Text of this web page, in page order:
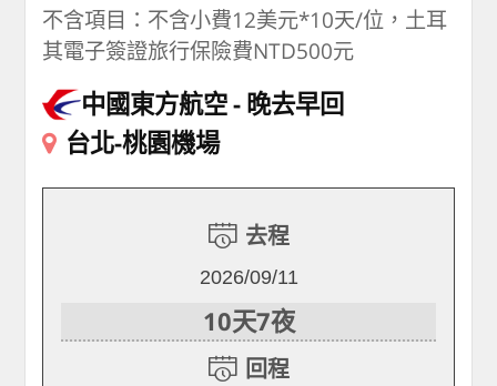
不含項目：不含小費12美元*10天/位，土耳
其電子簽證旅行保險費NTD500元
中國東方航空 晚去早回
台北-桃園機場
去程
2026/09/11
10天7夜
回程